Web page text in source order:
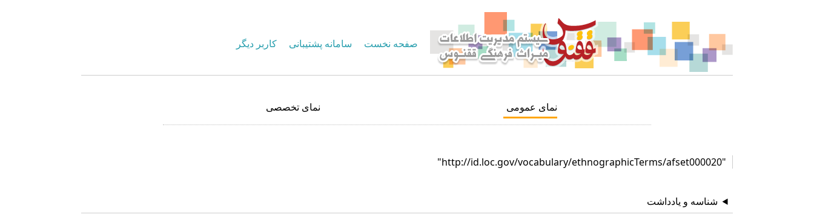
صفحه نخست سامانه پشتیبانی کاربر دیگر
نمای عمومی نمای تخصصی
"http://id.loc.gov/vocabulary/ethnographicTerms/afset000020"
شناسه و یادداشت